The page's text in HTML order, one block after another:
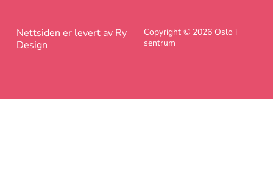
Nettsiden er levert av Ry
Design
Copyright © 2026 Oslo i
sentrum